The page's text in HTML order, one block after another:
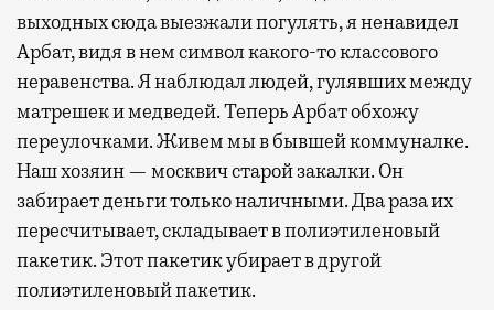
выходных сюда выезжали погулять, я ненавидел
Арбат, видя в нем символ какого-то классового
неравенства. Я наблюдал людей, гулявших между
матрешек и медведей. Теперь Арбат обхожу
переулочками. Живем мы в бывшей коммуналке.
Наш хозяин — москвич старой закалки. Он
забирает деньги только наличными. Два раза их
пересчитывает, складывает в полиэтиленовый
пакетик. Этот пакетик убирает в другой
полиэтиленовый пакетик.